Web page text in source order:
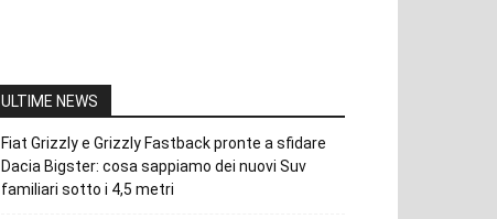
ULTIME NEWS
Fiat Grizzly e Grizzly Fastback pronte a sfidare
Dacia Bigster: cosa sappiamo dei nuovi Suv
familiari sotto i 4,5 metri